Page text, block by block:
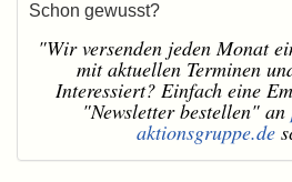
Schon gewusst?
"Wir versenden jeden Monat
mit aktuellen Terminen
Interessiert? Einfach eine
"Newsletter bestellen" an
aktionsgruppe.de